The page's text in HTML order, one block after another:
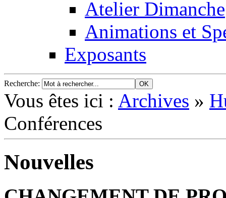
Atelier Dimanche
Animations et
Exposants
Recherche:
Vous êtes ici : Archives »
Conférences
Nouvelles